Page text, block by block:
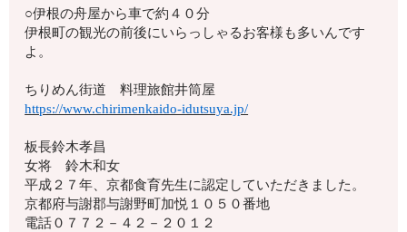
○伊根の舟屋から車で約４０分
伊根町の観光の前後にいらっしゃるお客様も多いんです
よ。
ちりめん街道 料理旅館井筒屋
https://www.chirimenkaido-idutsuya.jp/
板長鈴木孝昌
女将 鈴木和女
平成２７年、京都食育先生に認定していただきました。
京都府与謝郡与謝野町加悦１０５０番地
電話０７７２－４２－２０１２